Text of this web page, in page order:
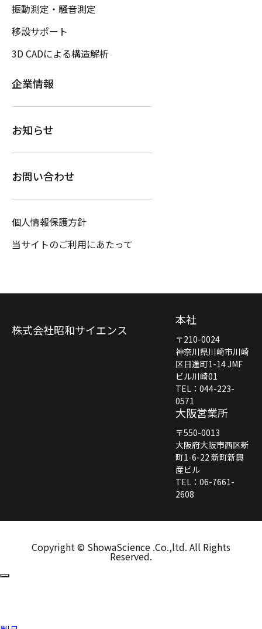
振動測定・騒音測定
移設サポート
3D CADによる構造解析
企業情報
お知らせ
お問い合わせ
個人情報保護方針
当サイトのご利用にあたって
株式会社昭和サイエンス
本社
〒210-0024
神奈川県川崎市川崎
区日進町1-14 JMF
ビル川崎01
TEL：044-223-
0571
大阪営業所
〒550-0013
大阪府大阪市西区新
町1-6-22 新町新興
産ビル
TEL：06-7661-
2608
Copyright © ShowaScience .Co.,ltd. All Rights
Reserved.